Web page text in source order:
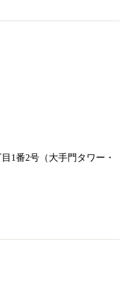
1番2号（大手門タワー・